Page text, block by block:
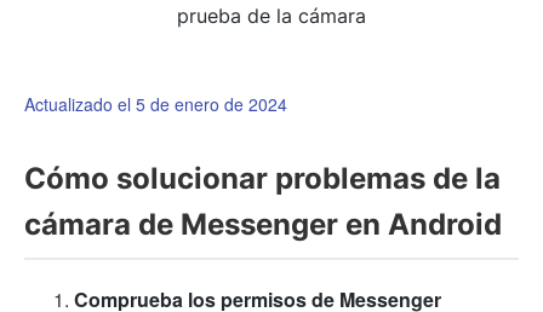
prueba de la cámara
Actualizado el 5 de enero de 2024
Cómo solucionar problemas de la
cámara de Messenger en Android
Comprueba los permisos de Messenger